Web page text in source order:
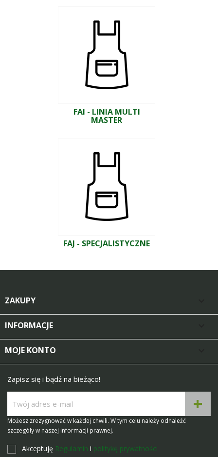
FAI - LINIA MULTI
MASTER
FAJ - SPECJALISTYCZNE
ZAKUPY
INFORMACJE
MOJE KONTO
Zapisz się i bądź na bieżąco!
Możesz zrezygnować w każdej chwili. W tym celu należy odnaleźć
szczegóły w naszej informacji prawnej.
Akceptuję Regulamin i politykę prywatności